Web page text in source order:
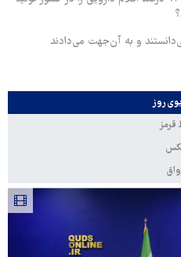
و به آن‌جهت می‌دادند
روز